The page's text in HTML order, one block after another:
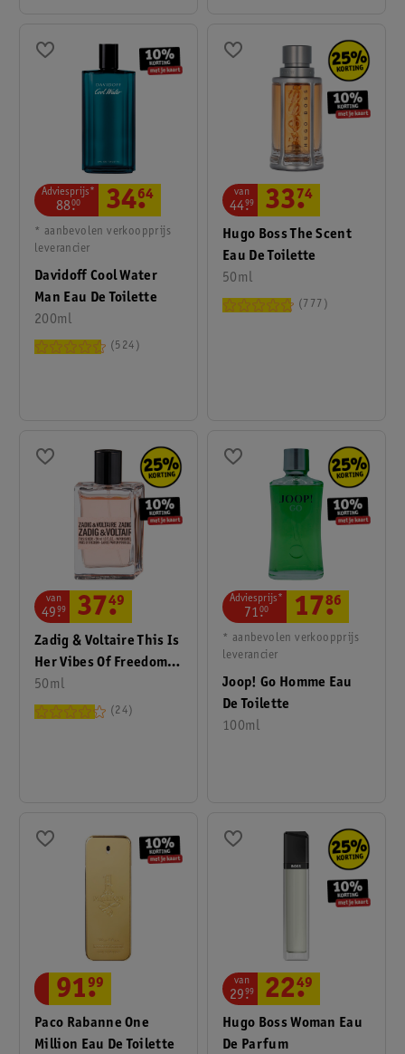
Davidoff Cool Water
Man Eau De Toilette
200ml
Adviesprijs*
88.
00 34.
64
* aanbevolen verkoopprijs
leverancier
524
Hugo Boss The Scent
Eau De Toilette
50ml
van
44.
99 33.
74
777
Zadig & Voltaire This Is
Her Vibes Of Freedom
Eau De Parfum
50ml
van
49.
99 37.
49
24
Joop! Go Homme Eau
De Toilette
100ml
Adviesprijs*
71.
00 17.
86
* aanbevolen verkoopprijs
leverancier
Paco Rabanne One
Million Eau De Toilette
91.
99
Hugo Boss Woman Eau
De Parfum
van
29.
99 22.
49